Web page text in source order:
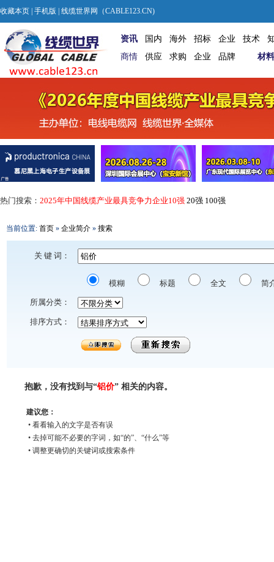
收藏本页 手机版 | 线缆世界网（CABLE123.CN)
资讯 国内 海外 招标 企业 技术
商情
供应 求购 企业 品牌 材料
热门搜索： 2025年中国线缆产业最具竞争力企业10强 20强 100强
当前位置: 首页 » 企业简介 » 搜索
关 键 词：
模糊 标题 全文 简
所属分类：
排序方式：
抱歉，没有找到与“铝价” 相关的内容。
建议您：
• 看看输入的文字是否有误
• 去掉可能不必要的字词，如“的”、“什么”等
• 调整更确切的关键词或搜索条件